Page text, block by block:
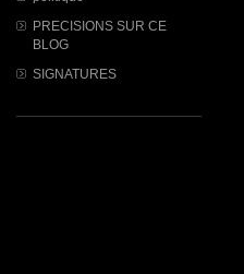
PRECISIONS SUR CE
BLOG
SIGNATURES